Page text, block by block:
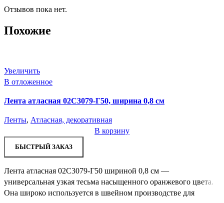
Отзывов пока нет.
Похожие
Увеличить
В отложенное
Лента атласная 02С3079-Г50, ширина 0,8 см
Ленты, Атласная, декоративная
В корзину
БЫСТРЫЙ ЗАКАЗ
Лента атласная 02С3079-Г50 шириной 0,8 см —
универсальная узкая тесьма насыщенного оранжевого цвета.
Она широко используется в швейном производстве для